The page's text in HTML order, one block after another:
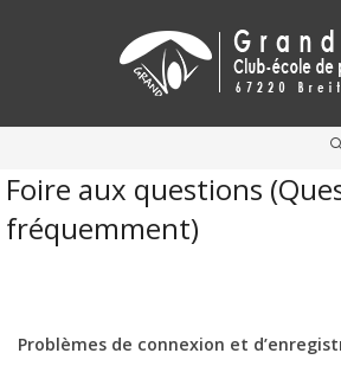
Foire aux questions
fréquemment)
Problèmes de connexion et